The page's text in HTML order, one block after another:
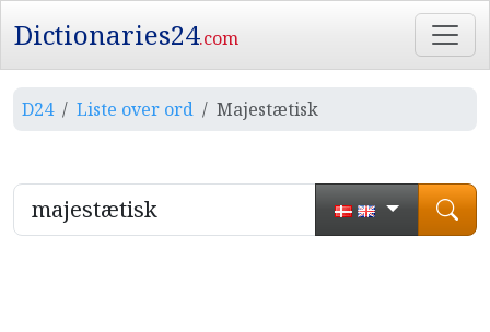
Dictionaries24.com
D24 Liste over ord Majestætisk